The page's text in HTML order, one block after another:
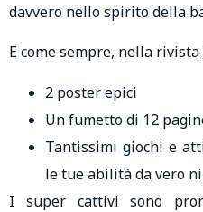
davvero nello spirito della
E come sempre, nella
2 poster epici
Un fumetto di 12
Tantissimi giochi e
le tue abilità da vero
I super cattivi sono